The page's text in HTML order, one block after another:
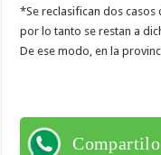
*Se reclasifican dos casos
por lo tanto se restan a
De ese modo, en la